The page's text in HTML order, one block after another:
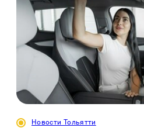
Новости Тольятти